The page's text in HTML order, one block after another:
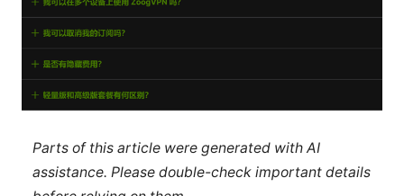
Parts of this article were generated with AI
assistance. Please double-check important details